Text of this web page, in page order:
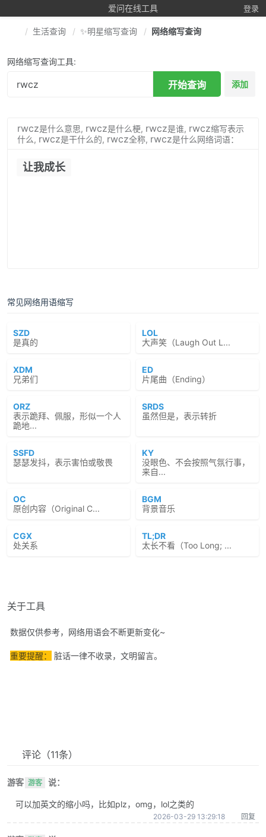
爱问在线工具 登录
生活查询 ✨明星缩写查询 网络缩写查询
网络缩写查询工具:
开始查询 添加
rwcz是什么意思, rwcz是什么梗, rwcz是谁, rwcz缩写表示
什么, rwcz是干什么的, rwcz全称, rwcz是什么网络词语：
让我成长
常见网络用语缩写
SZD
是真的
LOL
大声笑（Laugh Out L...
XDM
兄弟们
ED
片尾曲（Ending）
ORZ
表示跪拜、佩服，形似一个人
跪地...
SRDS
虽然但是，表示转折
SSFD
瑟瑟发抖，表示害怕或敬畏
KY
没眼色、不会按照气氛行事，
来自...
OC
原创内容（Original C...
BGM
背景音乐
CGX
处关系
TL;DR
太长不看（Too Long; ...
关于工具
数据仅供参考，网络用语会不断更新变化~
重要提醒： 脏话一律不收录，文明留言。
评论 （11条）
游客 游客 说：
可以加英文的缩小吗，比如plz，omg，lol之类的
2026-03-29 13:29:18 回复